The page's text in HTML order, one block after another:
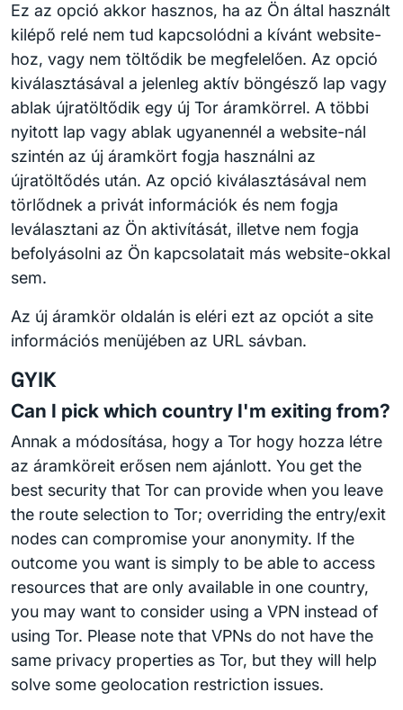
Ez az opció akkor hasznos, ha az Ön által használt
kilépő relé nem tud kapcsolódni a kívánt website-
hoz, vagy nem töltődik be megfelelően. Az opció
kiválasztásával a jelenleg aktív böngésző lap vagy
ablak újratöltődik egy új Tor áramkörrel. A többi
nyitott lap vagy ablak ugyanennél a website-nál
szintén az új áramkört fogja használni az
újratöltődés után. Az opció kiválasztásával nem
törlődnek a privát információk és nem fogja
leválasztani az Ön aktivítását, illetve nem fogja
befolyásolni az Ön kapcsolatait más website-okkal
sem.
Az új áramkör oldalán is eléri ezt az opciót a site
információs menüjében az URL sávban.
GYIK
Can I pick which country I'm exiting from?
Annak a módosítása, hogy a Tor hogy hozza létre
az áramköreit erősen nem ajánlott. You get the
best security that Tor can provide when you leave
the route selection to Tor; overriding the entry/exit
nodes can compromise your anonymity. If the
outcome you want is simply to be able to access
resources that are only available in one country,
you may want to consider using a VPN instead of
using Tor. Please note that VPNs do not have the
same privacy properties as Tor, but they will help
solve some geolocation restriction issues.